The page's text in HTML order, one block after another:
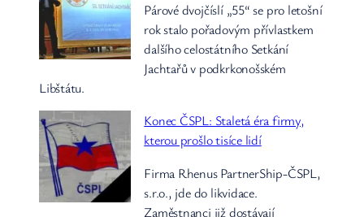
Párové dvojčíslí „55“ se pro letošní
rok stalo pořadovým přívlastkem
dalšího celostátního Setkání
Jachtařů v podkrkonošském
Libštátu.
Konec ČSPL: Staletá éra firmy,
kterou prošlo tisíce lidí
Firma Rhenus PartnerShip-ČSPL,
s.r.o., jde do likvidace.
Zaměstnanci již dostávají